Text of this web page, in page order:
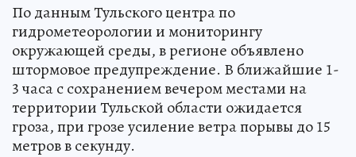
По данным Тульского центра по
гидрометеорологии и мониторингу
окружающей среды, в регионе объявлено
штормовое предупреждение. В ближайшие 1-
3 часа с сохранением вечером местами на
территории Тульской области ожидается
гроза, при грозе усиление ветра порывы до 15
метров в секунду.